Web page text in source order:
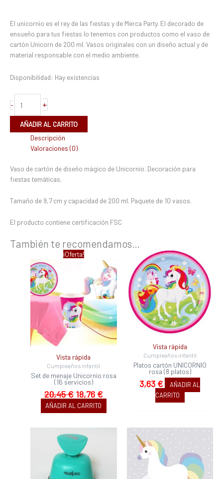
El unicornio es el rey de las fiestas y de Merca Party. El decorado de
ensueño para tus fiestas lo tenemos con productos como el vaso de
cartón Unicorn de 200 ml. Vasos originales con un diseño actual y de
material responsable con el medio ambiente.
Disponibilidad: Hay existencias
- +
AÑADIR AL CARRITO
Descripción
Valoraciones (0)
Vaso de cartón de diseño mágico de Unicornio. Decoración para
fiestas temáticas.
Tamaño de 9,7 cm y capacidad de 200 ml. Paquete de 10 vasos.
El producto contiene certificación FSC
También te recomendamos…
¡Oferta!
Vista rápida
Cumpleaños infantil
Set de menaje Unicornio rosa
(16 servicios)
20,45€
El
original
era:
20,45 €.
18,76 €
precio
actual
es:
18,76 €.
AÑADIR AL CARRITO
Vista rápida
Cumpleaños infantil
Platos cartón UNICORNIO
rosa (8 platos)
3,63 €
AÑADIR AL
CARRITO